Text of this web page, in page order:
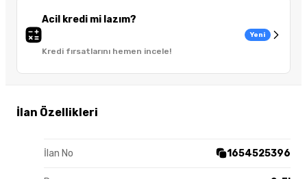
Acil kredi mi lazım?
Kredi fırsatlarını hemen incele!
Yeni
İlan Özellikleri
İlan No 1654525396